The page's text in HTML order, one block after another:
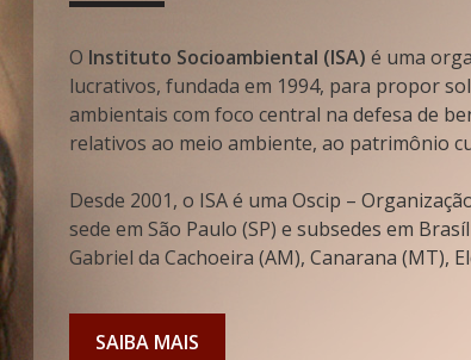
O Instituto Socioambiental (ISA) é uma
lucrativos, fundada em 1994, para propor
ambientais com foco central na defesa de
relativos ao meio ambiente, ao patrimônio
Desde 2001, o ISA é uma Oscip –
sede em São Paulo (SP) e subsedes em
Gabriel da Cachoeira (AM), Canarana (MT),
SAIBA MAIS